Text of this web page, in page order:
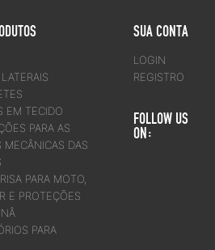
EM TECIDO
PARA AS
MECÂNICAS DAS
PARA MOTO,
E PROTEÇÕES
PARA
SUA CONTA
LOGIN
REGISTRO
FOLLOW US
ON: